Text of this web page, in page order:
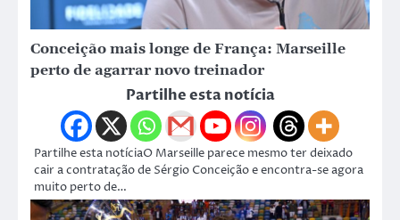
Conceição mais longe de França: Marseille
perto de agarrar novo treinador
Partilhe esta notícia
Partilhe esta notíciaO Marseille parece mesmo ter deixado
cair a contratação de Sérgio Conceição e encontra-se agora
muito perto de…